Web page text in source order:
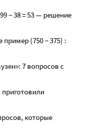
− 38 = 53 — решение
(750 − 375) :
7 вопросов с
приготовили
которые